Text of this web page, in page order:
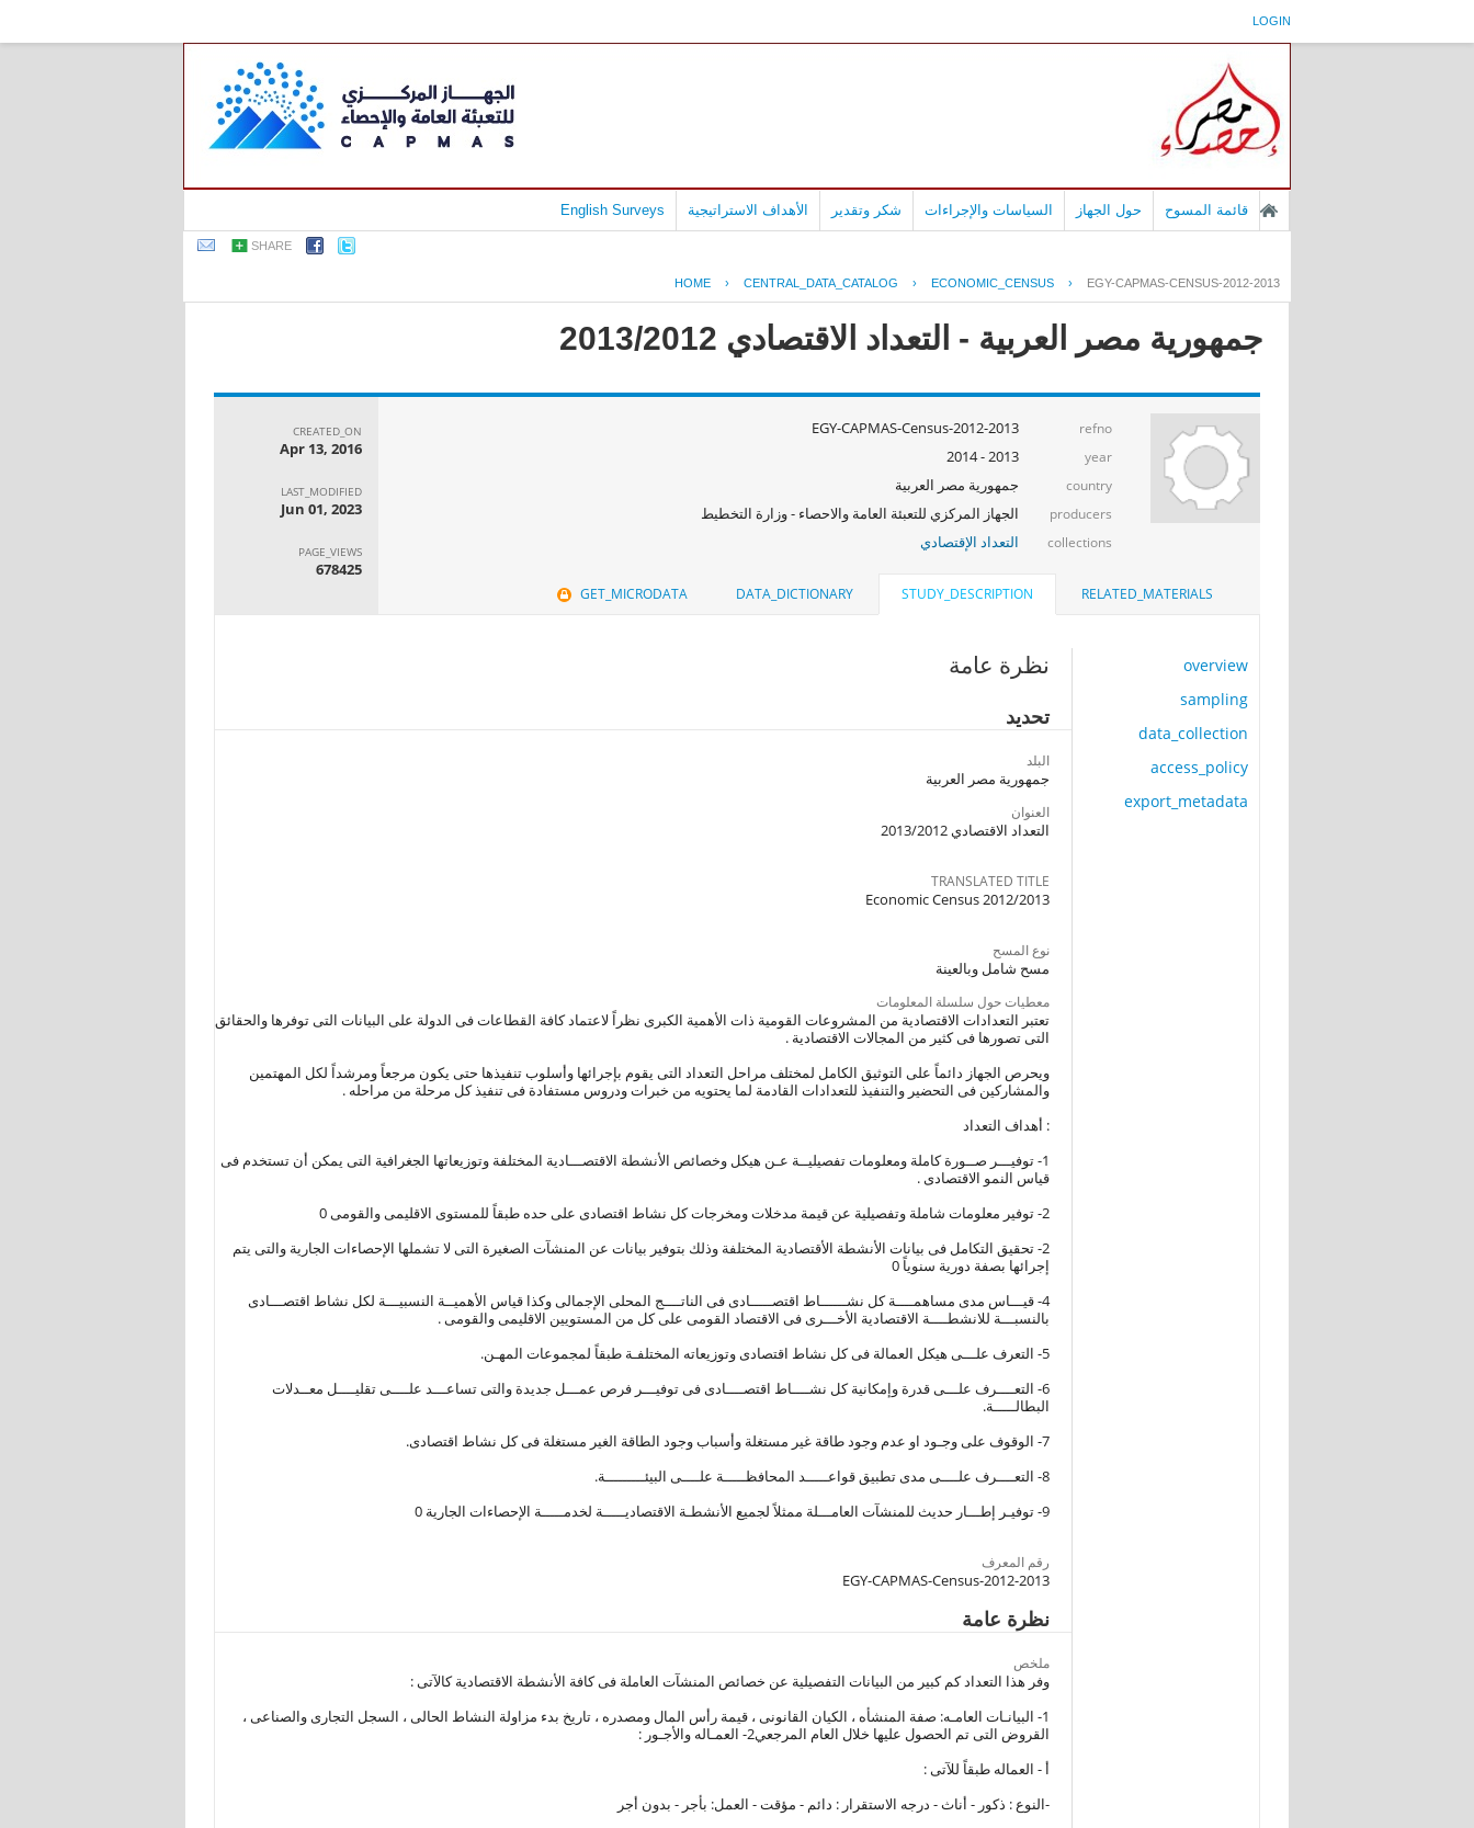
LOGIN
قائمة المسوح حول الجهاز السياسات والإجراءات شكر وتقدير الأهداف الاستراتيجية English Surveys
SHARE
HOME › CENTRAL_DATA_CATALOG › ECONOMIC_CENSUS › EGY-CAPMAS-CENSUS-2012-2013
جمهورية مصر العربية - التعداد الاقتصادي 2013/2012
refno
EGY-CAPMAS-Census-2012-2013
year
2013 - 2014
country جمهورية مصر العربية
producers الجهاز المركزي للتعبئة العامة والاحصاء - وزارة التخطيط
collections التعداد الإقتصادي
CREATED_ON
Apr 13, 2016
LAST_MODIFIED
Jun 01, 2023
PAGE_VIEWS
678425
RELATED_MATERIALS
STUDY_DESCRIPTION
DATA_DICTIONARY
GET_MICRODATA
overview
sampling
data_collection
access_policy
export_metadata
نظرة عامة
تحديد
البلد
جمهورية مصر العربية
العنوان
التعداد الاقتصادي 2013/2012
TRANSLATED TITLE
Economic Census 2012/2013
نوع المسح
مسح شامل وبالعينة
معطيات حول سلسلة المعلومات
تعتبر التعدادات الاقتصادية من المشروعات القومية ذات الأهمية الكبرى نظراً لاعتماد كافة القطاعات فى الدولة على البيانات التى توفرها والحقائق
التى تصورها فى كثير من المجالات الاقتصادية .
ويحرص الجهاز دائماً على التوثيق الكامل لمختلف مراحل التعداد التى يقوم بإجرائها وأسلوب تنفيذها حتى يكون مرجعاً ومرشداً لكل المهتمين
والمشاركين فى التحضير والتنفيذ للتعدادات القادمة لما يحتويه من خبرات ودروس مستفادة فى تنفيذ كل مرحلة من مراحله .
: أهداف التعداد
1- توفيـــر صــورة كاملة ومعلومات تفصيليــة عـن هيكل وخصائص الأنشطة الاقتصـــادية المختلفة وتوزيعاتها الجغرافية التى يمكن أن تستخدم فى
قياس النمو الاقتصادى .
2- توفير معلومات شاملة وتفصيلية عن قيمة مدخلات ومخرجات كل نشاط اقتصادى على حده طبقاً للمستوى الاقليمى والقومى 0
2- تحقيق التكامل فى بيانات الأنشطة الأقتصادية المختلفة وذلك بتوفير بيانات عن المنشآت الصغيرة التى لا تشملها الإحصاءات الجارية والتى يتم
إجرائها بصفة دورية سنوياً 0
4- قيـــاس مدى مساهمــــة كل نشــــــاط اقتصـــــادى فى الناتــــج المحلى الإجمالى وكذا قياس الأهميــة النسبيـــة لكل نشاط اقتصـــادى
بالنسبـــة للانشطــــة الاقتصادية الأخـــرى فى الاقتصاد القومى على كل من المستويين الاقليمى والقومى .
5- التعرف علـــى هيكل العمالة فى كل نشاط اقتصادى وتوزيعاته المختلفـة طبقاً لمجموعات المهـن.
6- التعــــرف علـــى قدرة وإمكانية كل نشــــاط اقتصــــادى فى توفيـــر فرص عمـــل جديدة والتى تساعـــد علــــى تقليــــل معــدلات
البطالـــــة.
7- الوقوف على وجـود او عدم وجود طاقة غير مستغلة وأسباب وجود الطاقة الغير مستغلة فى كل نشاط اقتصادى.
8- التعــــرف علــــى مدى تطبيق قواعـــــد المحافظـــــة علــــى البيئـــــــــة.
9- توفيـر إطـــار حديث للمنشآت العامـــلة ممثلاً لجميع الأنشطـة الاقتصاديـــــة لخدمـــــة الإحصاءات الجارية 0
رقم المعرف
EGY-CAPMAS-Census-2012-2013
نظرة عامة
ملخص
وفر هذا التعداد كم كبير من البيانات التفصيلية عن خصائص المنشآت العاملة فى كافة الأنشطة الاقتصادية كالآتى :
1- البيانـات العامـه: صفة المنشأه ، الكيان القانونى ، قيمة رأس المال ومصدره ، تاريخ بدء مزاولة النشاط الحالى ، السجل التجارى والصناعى ،
القروض التى تم الحصول عليها خلال العام المرجعي2- العمـاله والأجـور :
أ - العماله طبقاً للآتى :
-النوع : ذكور - أناث - درجه الاستقرار : دائم - مؤقت - العمل: بأجر - بدون أجر